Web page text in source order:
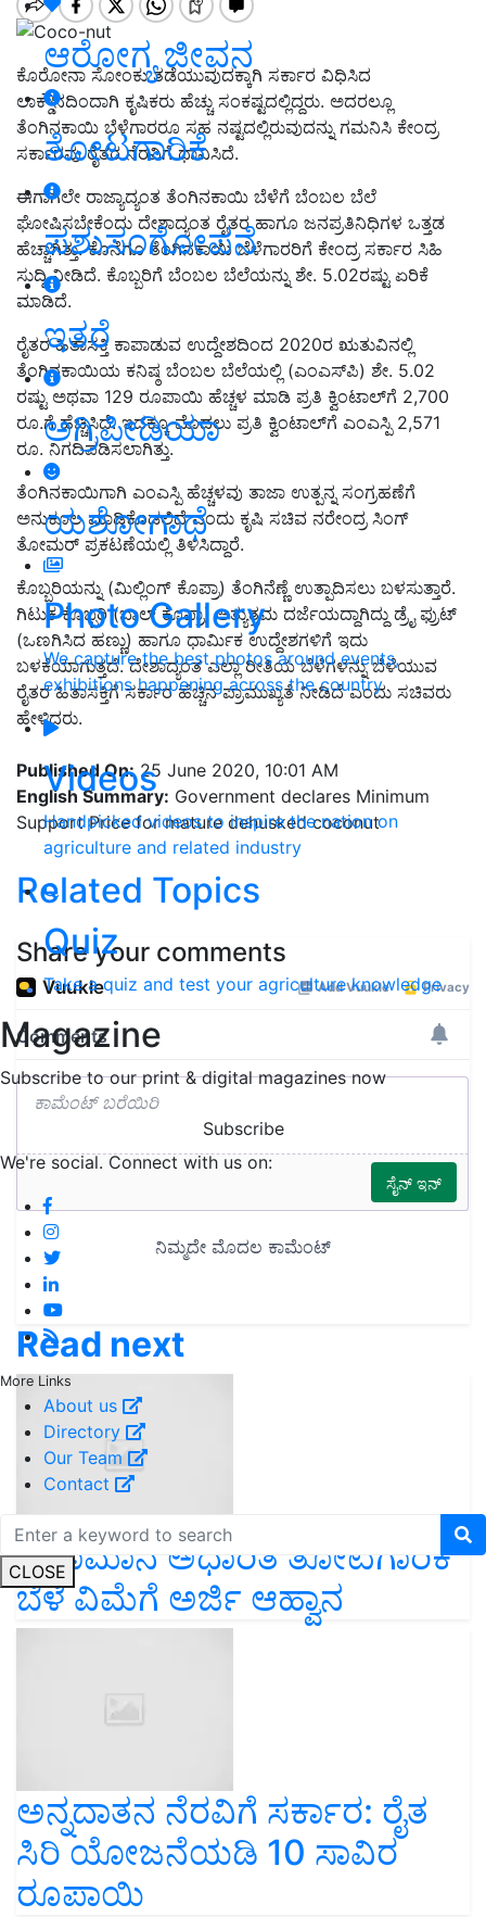
ಆರೋಗ್ಯ ಜೀವನ
ತೋಟಗಾರಿಕೆ
ಪಶುಸಂಗೋಪನೆ
ಇತರೆ
ಅಗ್ರಿಪೀಡಿಯಾ
ಯಶೋಗಾಥೆ
Photo Gallery
We capture the best photos around events,
exhibitions happening across the country
Videos
Handpicked videos to inspire the nation on
agriculture and related industry
Quiz
Take a quiz and test your agriculture knowledge
Magazine
Subscribe to our print & digital magazines now
Subscribe
We're social. Connect with us on:
More Links
About us
Directory
Our Team
Contact
CLOSE
ಕೊರೋನಾ ಸೋಂಕು ತಡೆಯುವುದಕ್ಕಾಗಿ ಸರ್ಕಾರ ವಿಧಿಸಿದ
ಲಾಕ್ಡೌನದಿಂದಾಗಿ ಕೃಷಿಕರು ಹೆಚ್ಚು ಸಂಕಷ್ಟದಲ್ಲಿದ್ದರು. ಅದರಲ್ಲೂ
ತೆಂಗಿನಕಾಯಿ ಬೆಳೆಗಾರರೂ ಸಹ ನಷ್ಟದಲ್ಲಿರುವುದನ್ನು ಗಮನಿಸಿ ಕೇಂದ್ರ
ಸರ್ಕಾರವು ರೈತರ ನೆರವಿಗೆ ಧಾವಿಸಿದೆ.
ಈಗಾಗಲೇ ರಾಜ್ಯಾದ್ಯಂತ ತೆಂಗಿನಕಾಯಿ ಬೆಳೆಗೆ ಬೆಂಬಲ ಬೆಲೆ
ಘೋಷಿಸಬೇಕೆಂದು ದೇಶಾದ್ಯಂತ ರೈತರ ಹಾಗೂ ಜನಪ್ರತಿನಿಧಿಗಳ ಒತ್ತಡ
ಹೆಚ್ಚಾಗಿತ್ತು. ಕೊನೆಗೂ ತೆಂಗಿನಕಾಯಿ ಬೆಳೆಗಾರರಿಗೆ ಕೇಂದ್ರ ಸರ್ಕಾರ ಸಿಹಿ
ಸುದ್ದಿ ನೀಡಿದೆ. ಕೊಬ್ಬರಿಗೆ ಬೆಂಬಲ ಬೆಲೆಯನ್ನು ಶೇ. 5.02ರಷ್ಟು ಏರಿಕೆ
ಮಾಡಿದೆ.
ರೈತರ ಹಿತಾಸಕ್ತಿ ಕಾಪಾಡುವ ಉದ್ದೇಶದಿಂದ 2020ರ ಋತುವಿನಲ್ಲಿ
ತೆಂಗಿನಕಾಯಿಯ ಕನಿಷ್ಠ ಬೆಂಬಲ ಬೆಲೆಯಲ್ಲಿ (ಎಂಎಸ್‌ಪಿ) ಶೇ. 5.02
ರಷ್ಟು ಅಥವಾ 129 ರೂಪಾಯಿ ಹೆಚ್ಚಳ ಮಾಡಿ ಪ್ರತಿ ಕ್ವಿಂಟಾಲ್‌ಗೆ 2,700
ರೂ.ಗೆ ಹೆಚ್ಚಿಸಿದೆ. ಇದಕ್ಕೂ ಮೊದಲು ಪ್ರತಿ ಕ್ವಿಂಟಾಲ್‌ಗೆ ಎಂಎಸ್ಪಿ 2,571
ರೂ. ನಿಗದಿಪಡಿಸಲಾಗಿತ್ತು.
ತೆಂಗಿನಕಾಯಿಗಾಗಿ ಎಂಎಸ್ಪಿ ಹೆಚ್ಚಳವು ತಾಜಾ ಉತ್ಪನ್ನ ಸಂಗ್ರಹಣೆಗೆ
ಅನುಕೂಲ ಮಾಡಿಕೊಡಲಿದೆ ಎಂದು ಕೃಷಿ ಸಚಿವ ನರೇಂದ್ರ ಸಿಂಗ್
ತೋಮರ್ ಪ್ರಕಟಣೆಯಲ್ಲಿ ತಿಳಿಸಿದ್ದಾರೆ.
ಕೊಬ್ಬರಿಯನ್ನು (ಮಿಲ್ಲಿಂಗ್ ಕೊಪ್ರಾ) ತೆಂಗಿನೆಣ್ಣೆ ಉತ್ಪಾದಿಸಲು ಬಳಸುತ್ತಾರೆ.
ಗಿಟುಕ ಕೊಬ್ಬರಿ (ಬಾಲ್ ಕೊಪ್ರಾ) ಅತ್ಯುತ್ತಮ ದರ್ಜೆಯದ್ದಾಗಿದ್ದು ಡ್ರೈ ಫ್ರುಟ್
(ಒಣಗಿಸಿದ ಹಣ್ಣು) ಹಾಗೂ ಧಾರ್ಮಿಕ ಉದ್ದೇಶಗಳಿಗೆ ಇದು
ಬಳಕೆಯಾಗುತ್ತದೆ. ದೇಶಾದ್ಯಂತ ಎಲ್ಲಾ ರೀತಿಯ ಬೆಳೆಗಳನ್ನು ಬೆಳೆಯುವ
ರೈತರ ಹಿತಾಸಕ್ತಿಗೆ ಸರ್ಕಾರ ಹೆಚ್ಚಿನ ಪ್ರಾಮುಖ್ಯತೆ ನೀಡಿದೆ ಎಂದು ಸಚಿವರು
ಹೇಳಿದರು.
Published On:25 June 2020, 10:01 AM
English Summary: Government declares Minimum
Support Price for mature dehusked coconut
Related Topics
Share your comments
Read next
ಹವಾಮಾನ ಅಧಾರಿತ ತೋಟಗಾರಿಕೆ
ಬೆಳೆ ವಿಮೆಗೆ ಅರ್ಜಿ ಆಹ್ವಾನ
ಅನ್ನದಾತನ ನೆರವಿಗೆ ಸರ್ಕಾರ: ರೈತ
ಸಿರಿ ಯೋಜನೆಯಡಿ 10 ಸಾವಿರ
ರೂಪಾಯಿ